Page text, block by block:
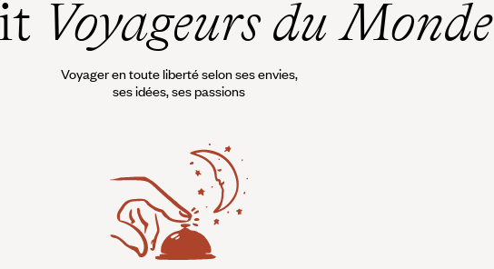
Voyageurs du Monde
Voyager en toute liberté selon ses envies,
ses idées, ses passions